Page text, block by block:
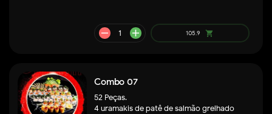
Combo 07
52 Peças.
4 uramakis de patê de salmão grelhado